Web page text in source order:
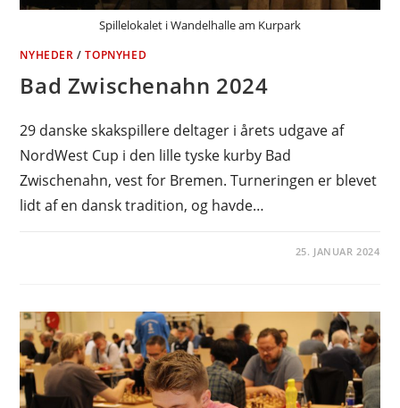
Spillelokalet i Wandelhalle am Kurpark
NYHEDER /TOPNYHED
Bad Zwischenahn 2024
29 danske skakspillere deltager i årets udgave af
NordWest Cup i den lille tyske kurby Bad
Zwischenahn, vest for Bremen. Turneringen er blevet
lidt af en dansk tradition, og havde…
25. JANUAR 2024